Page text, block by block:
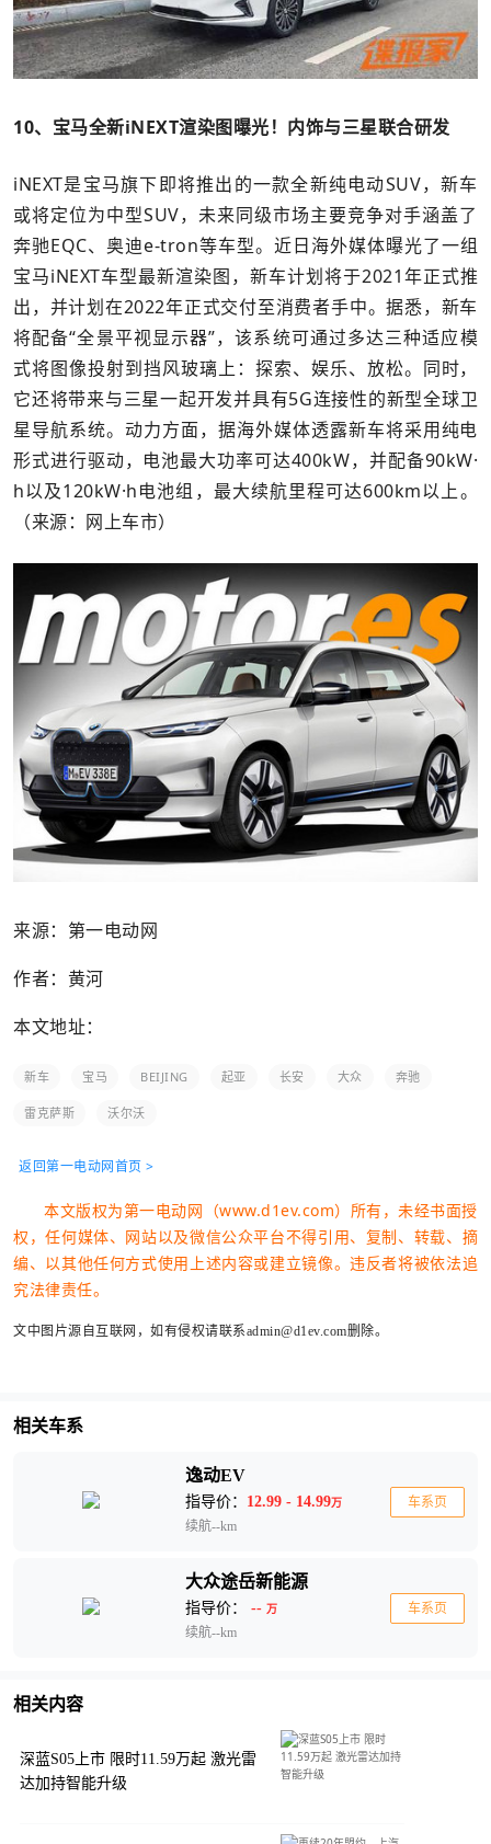
10、宝马全新iNEXT渲染图曝光！内饰与三星联合研发
iNEXT是宝马旗下即将推出的一款全新纯电动SUV，新车
或将定位为中型SUV，未来同级市场主要竞争对手涵盖了
奔驰EQC、奥迪e-tron等车型。近日海外媒体曝光了一组
宝马iNEXT车型最新渲染图，新车计划将于2021年正式推
出，并计划在2022年正式交付至消费者手中。据悉，新车
将配备“全景平视显示器”，该系统可通过多达三种适应模
式将图像投射到挡风玻璃上：探索、娱乐、放松。同时，
它还将带来与三星一起开发并具有5G连接性的新型全球卫
星导航系统。动力方面，据海外媒体透露新车将采用纯电
形式进行驱动，电池最大功率可达400kW，并配备90kW·
h以及120kW·h电池组，最大续航里程可达600km以上。
（来源：网上车市）
来源：第一电动网
作者：黄河
本文地址：
新车 宝马 BEIJING 起亚 长安 大众 奔驰
雷克萨斯 沃尔沃
返回第一电动网首页 >
本文版权为第一电动网（www.d1ev.com）所有，未经书面授
权，任何媒体、网站以及微信公众平台不得引用、复制、转载、摘
编、以其他任何方式使用上述内容或建立镜像。违反者将被依法追
究法律责任。
文中图片源自互联网，如有侵权请联系admin@d1ev.com删除。
相关车系
逸动EV
指导价： 12.99 - 14.99万
续航--km
车系页
大众途岳新能源
指导价： -- 万
续航--km
车系页
相关内容
深蓝S05上市 限时11.59万起 激光雷
达加持智能升级